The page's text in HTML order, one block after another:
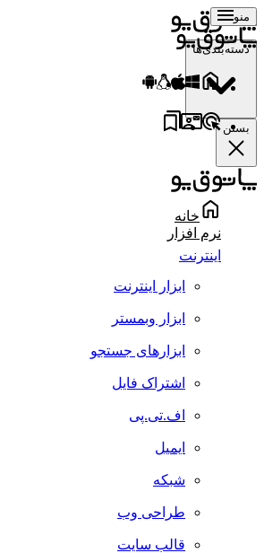
منو
دسته‌بندی‌ها
بستن
خانه
نرم افزار
اینترنت
ابزار اینترنت
ابزار وبمستر
ابزارهای جستجو
اشتراک فایل
اف.تی.پی
ایمیل
شبکه
طراحی وب
قالب سایت